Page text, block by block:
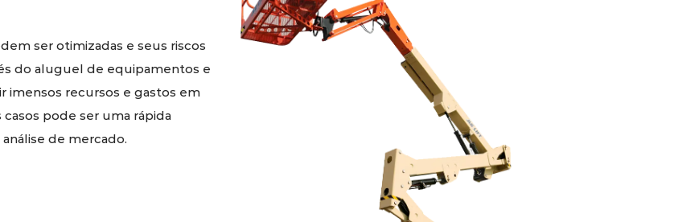
ser otimizadas e seus riscos
do aluguel de equipamentos e
imensos recursos e gastos em
pode ser uma rápida
de mercado.